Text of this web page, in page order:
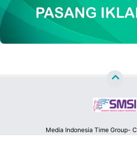
Media Indonesia Time Group-
MATA LENSA